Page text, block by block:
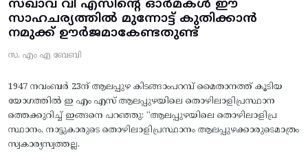
സഖാവ് വി എസിന്റെ ഓർമകൾ ഈ
സാഹചര്യത്തിൽ മുന്നോട്ട്‌ കുതിക്കാൻ
നമുക്ക് ഊർജമാകേണ്ടതുണ്ട്
സ. എം എ ബേബി
1947 നവംബർ 23ന് ആലപ്പുഴ കിടങ്ങാംപറമ്പ്‌ മൈതാനത്ത്‌ കൂടിയ
യോഗത്തിൽ ഇ എം എസ് ആലപ്പുഴയിലെ തൊഴിലാളിപ്രസ്ഥാന
ത്തെക്കുറിച്ച് ഇങ്ങനെ പറഞ്ഞു: “ആലപ്പുഴയിലെ തൊഴിലാളിപ്ര
സ്ഥാനം, നാട്ടുകാരുടെ തൊഴിലാളിപ്രസ്ഥാനം ആലപ്പുഴക്കാരുടെമാത്രം
സ്വകാര്യസ്വത്തല്ല.